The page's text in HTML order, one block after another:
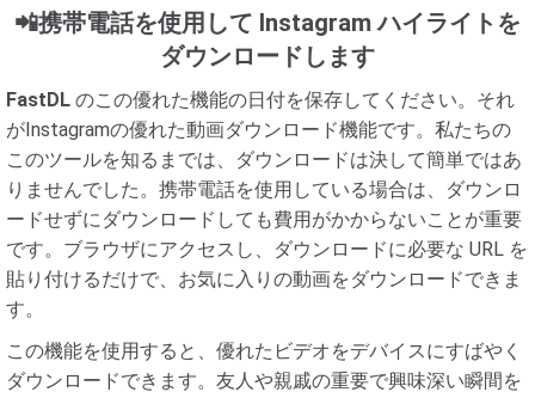
📲携帯電話を使用して Instagram ハイライトを
ダウンロードします
FastDL のこの優れた機能の日付を保存してください。それ
がInstagramの優れた動画ダウンロード機能です。私たちの
このツールを知るまでは、ダウンロードは決して簡単ではあ
りませんでした。携帯電話を使用している場合は、ダウンロ
ードせずにダウンロードしても費用がかからないことが重要
です。ブラウザにアクセスし、ダウンロードに必要な URL を
貼り付けるだけで、お気に入りの動画をダウンロードできま
す。
この機能を使用すると、優れたビデオをデバイスにすばやく
ダウンロードできます。友人や親戚の重要で興味深い瞬間を